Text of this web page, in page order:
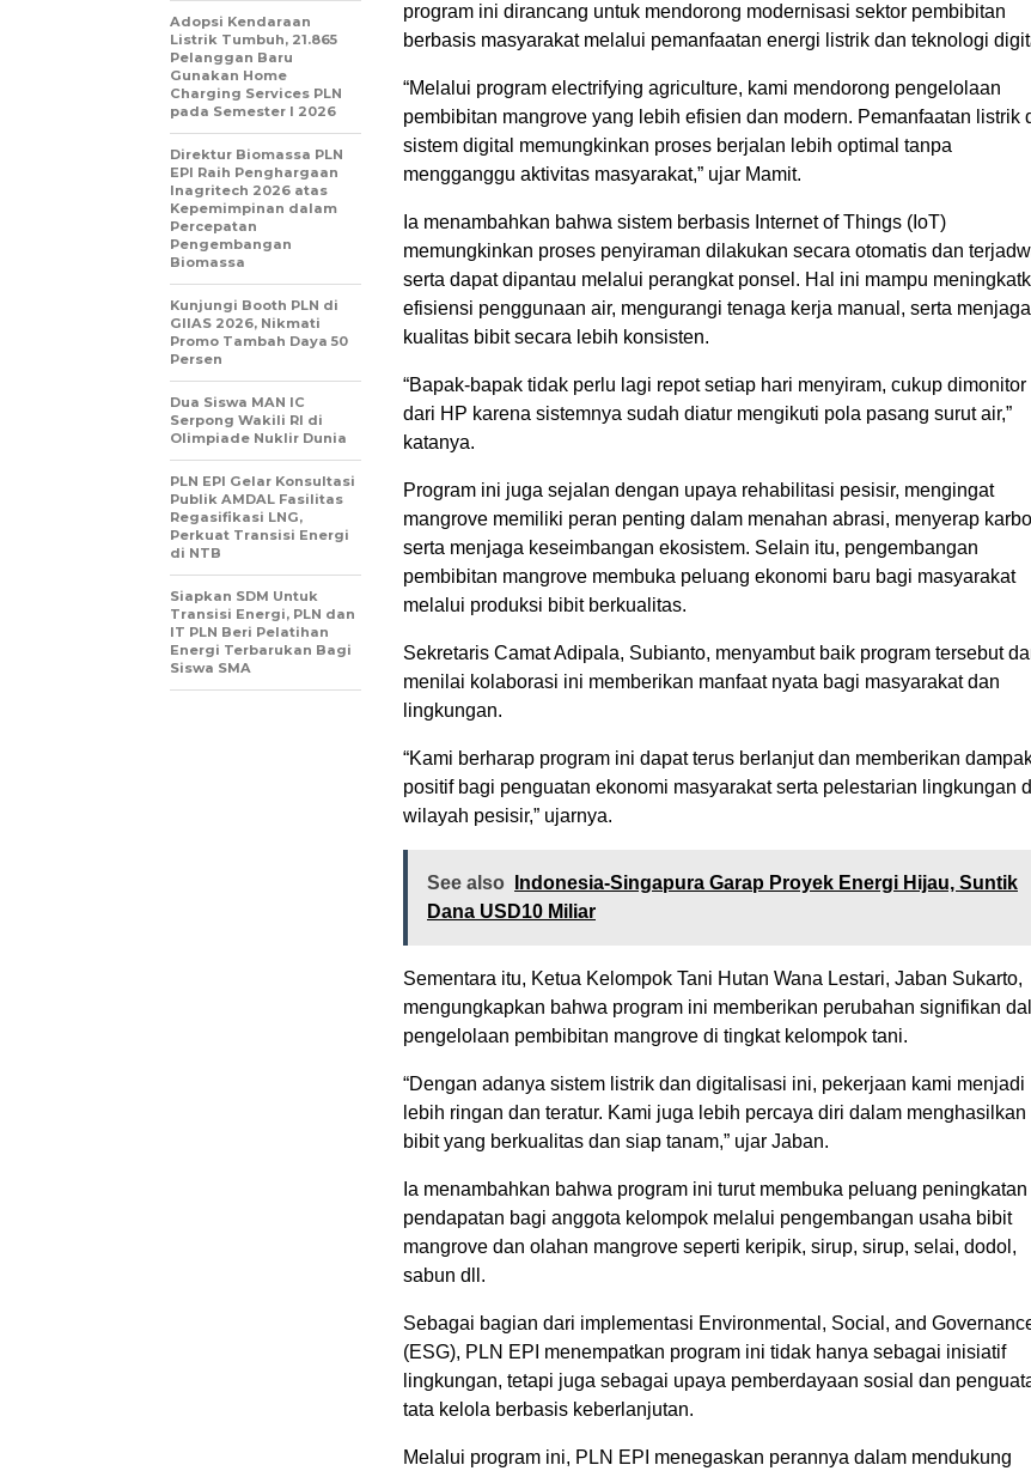
program ini dirancang untuk mendorong modernisasi sektor pembibitan
berbasis masyarakat melalui pemanfaatan energi listrik dan teknologi
“Melalui program electrifying agriculture, kami mendorong pengelolaan
pembibitan mangrove yang lebih efisien dan modern. Pemanfaatan listrik
sistem digital memungkinkan proses berjalan lebih optimal tanpa
mengganggu aktivitas masyarakat,” ujar Mamit.
Ia menambahkan bahwa sistem berbasis Internet of Things (IoT)
memungkinkan proses penyiraman dilakukan secara otomatis dan
serta dapat dipantau melalui perangkat ponsel. Hal ini mampu
efisiensi penggunaan air, mengurangi tenaga kerja manual, serta menjaga
kualitas bibit secara lebih konsisten.
“Bapak-bapak tidak perlu lagi repot setiap hari menyiram, cukup dimonitor
dari HP karena sistemnya sudah diatur mengikuti pola pasang surut air,”
katanya.
Program ini juga sejalan dengan upaya rehabilitasi pesisir, mengingat
mangrove memiliki peran penting dalam menahan abrasi, menyerap
serta menjaga keseimbangan ekosistem. Selain itu, pengembangan
pembibitan mangrove membuka peluang ekonomi baru bagi masyarakat
melalui produksi bibit berkualitas.
Sekretaris Camat Adipala, Subianto, menyambut baik program tersebut
menilai kolaborasi ini memberikan manfaat nyata bagi masyarakat dan
lingkungan.
“Kami berharap program ini dapat terus berlanjut dan memberikan
positif bagi penguatan ekonomi masyarakat serta pelestarian lingkungan
wilayah pesisir,” ujarnya.
See also
Indonesia-Singapura Garap Proyek Energi Hijau, Suntik
Dana USD10 Miliar
Sementara itu, Ketua Kelompok Tani Hutan Wana Lestari, Jaban Sukarto,
mengungkapkan bahwa program ini memberikan perubahan signifikan
pengelolaan pembibitan mangrove di tingkat kelompok tani.
“Dengan adanya sistem listrik dan digitalisasi ini, pekerjaan kami menjadi
lebih ringan dan teratur. Kami juga lebih percaya diri dalam menghasilkan
bibit yang berkualitas dan siap tanam,” ujar Jaban.
Ia menambahkan bahwa program ini turut membuka peluang peningkatan
pendapatan bagi anggota kelompok melalui pengembangan usaha bibit
mangrove dan olahan mangrove seperti keripik, sirup, sirup, selai, dodol,
sabun dll.
Sebagai bagian dari implementasi Environmental, Social, and
(ESG), PLN EPI menempatkan program ini tidak hanya sebagai inisiatif
lingkungan, tetapi juga sebagai upaya pemberdayaan sosial dan
tata kelola berbasis keberlanjutan.
Melalui program ini, PLN EPI menegaskan perannya dalam mendukung
Adopsi Kendaraan
Listrik Tumbuh, 21.865
Pelanggan Baru
Gunakan Home
Charging Services PLN
pada Semester I 2026
Direktur Biomassa PLN
EPI Raih Penghargaan
Inagritech 2026 atas
Kepemimpinan dalam
Percepatan
Pengembangan
Biomassa
Kunjungi Booth PLN di
GIIAS 2026, Nikmati
Promo Tambah Daya 50
Persen
Dua Siswa MAN IC
Serpong Wakili RI di
Olimpiade Nuklir Dunia
PLN EPI Gelar Konsultasi
Publik AMDAL Fasilitas
Regasifikasi LNG,
Perkuat Transisi Energi
di NTB
Siapkan SDM Untuk
Transisi Energi, PLN dan
IT PLN Beri Pelatihan
Energi Terbarukan Bagi
Siswa SMA